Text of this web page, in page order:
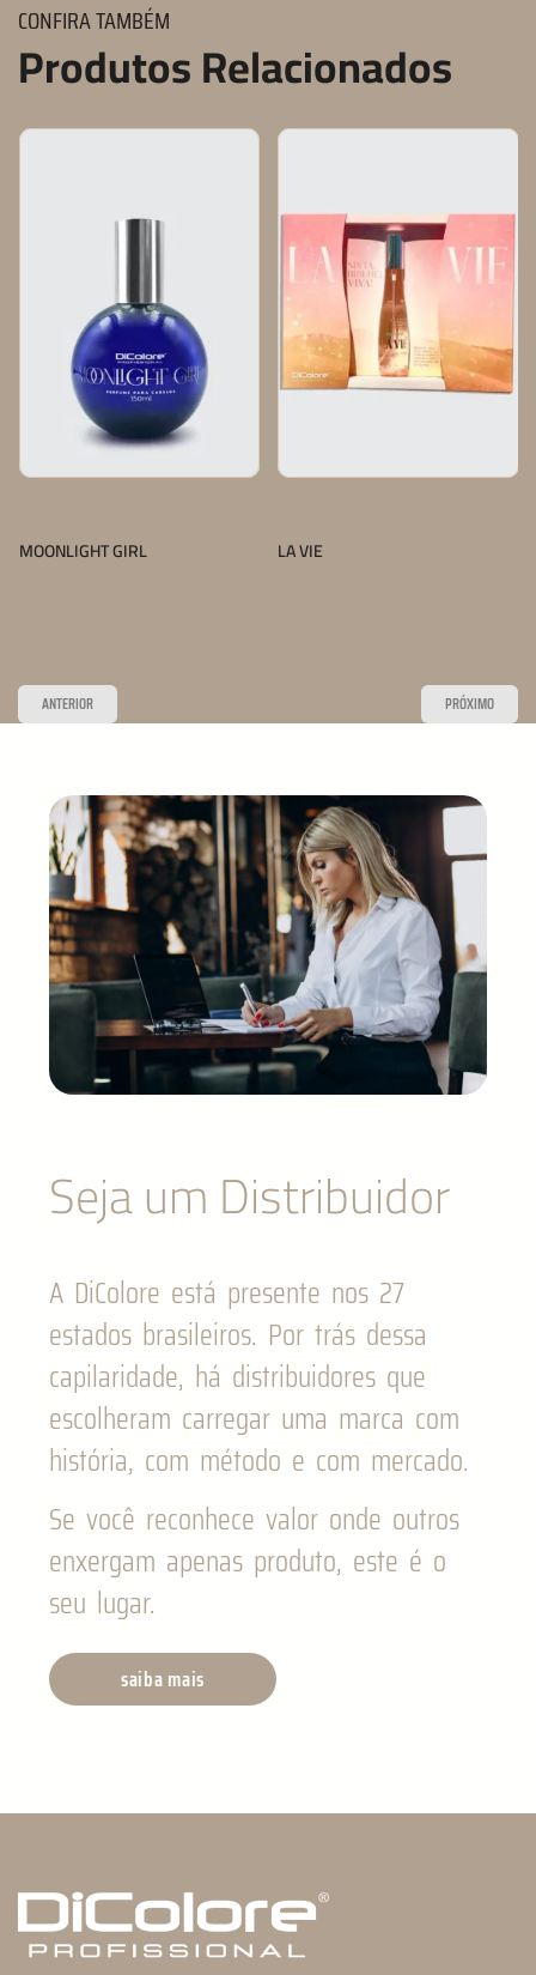
CONFIRA TAMBÉM
Produtos Relacionados
MOONLIGHT GIRL LA VIE
ANTERIOR PRÓXIMO
Seja um Distribuidor
A DiColore está presente nos 27
estados brasileiros. Por trás dessa
capilaridade, há distribuidores que
escolheram carregar uma marca com
história, com método e com mercado.
Se você reconhece valor onde outros
enxergam apenas produto, este é o
seu lugar.
saiba mais